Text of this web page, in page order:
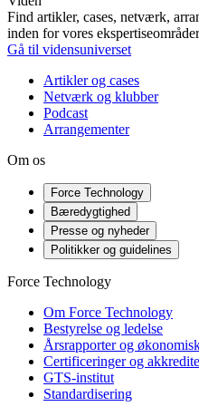
Find artikler, cases, netværk,
inden for vores
Gå til vidensuniverset
Artikler og cases
Netværk og klubber
Podcast
Arrangementer
Om os
Force Technology
Bæredygtighed
Presse og nyheder
Politikker og guidelines
Force Technology
Om Force Technology
Bestyrelse og ledelse
Årsrapporter og
Certificeringer og
GTS-institut
Standardisering